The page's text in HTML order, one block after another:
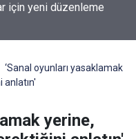
için yeni düzenleme
‘Sanal oyunları yasaklamak
yerine,